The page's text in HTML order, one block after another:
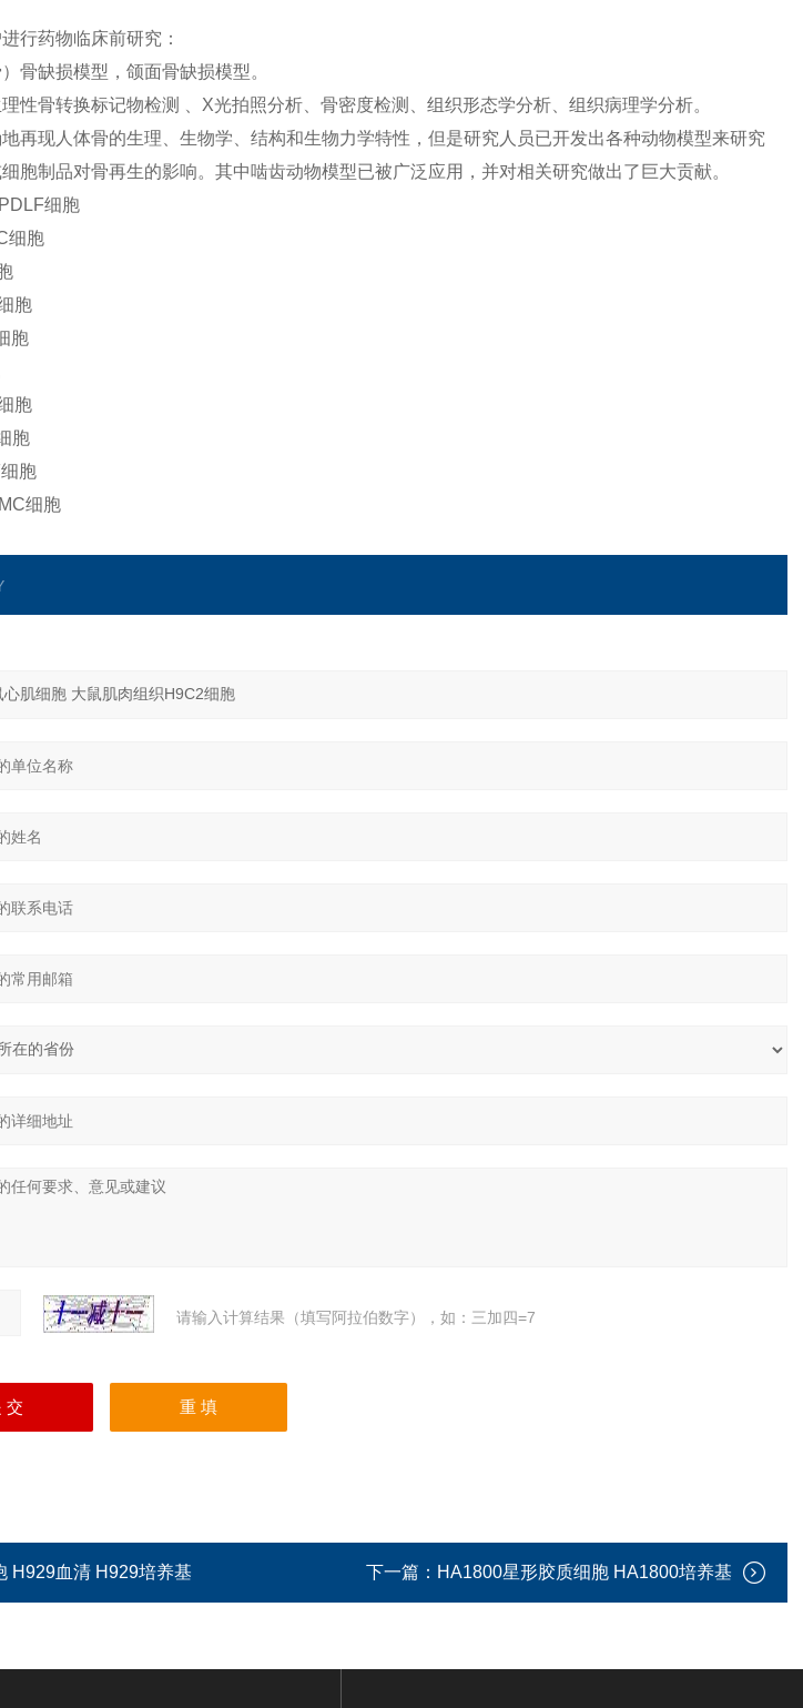
行药物临床前研究：
骨缺损模型，颌面骨缺损模型。
性骨转换标记物检测 、X光拍照分析、骨密度检测、组织形态学分析、组织病理学分析。
再现人体骨的生理、生物学、结构和生物力学特性，但是研究人员已开发出各种动物模型来研究
胞制品对骨再生的影响。其中啮齿动物模型已被广泛应用，并对相关研究做出了巨大贡献。
细胞
细胞
胞
胞
胞
胞
胞
细胞
请输入计算结果（填写阿拉伯数字），如：三加四=7
H929血清 H929培养基 下一篇： HA1800星形胶质细胞 HA1800培养基